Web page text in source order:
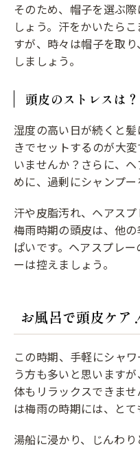
そのため、帽子を選ぶ
しょう。汗をかいたら
すが、時々は帽子を取
しましょう。
頭皮のストレスは？
湿度の高い日が続くと
きでセットするのが大
いませんか？さらに、
めに、過剰にシャンプ
汗や皮脂汚れ、ヘアス
梅雨時期の頭皮は、他
ぱいです。ヘアスプレ
ーは控えましょう。
お風呂で頭皮ケア
この時期、手軽にシャ
う方も多いと思います
体もリラックスできま
は梅雨の時期には、とて
湯船に浸かり、じんわ